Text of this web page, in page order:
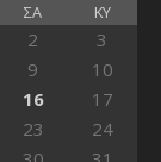
ΣΑ ΚΥ
2
3
9
10
16
17
23
24